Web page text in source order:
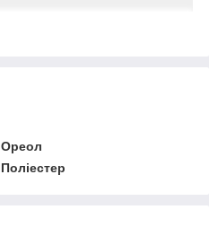
Ореол
Поліестер